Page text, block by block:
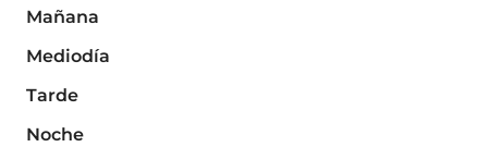
Mañana
Mediodía
Tarde
Noche